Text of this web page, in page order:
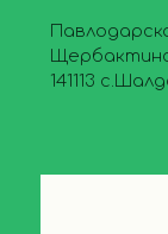
141113